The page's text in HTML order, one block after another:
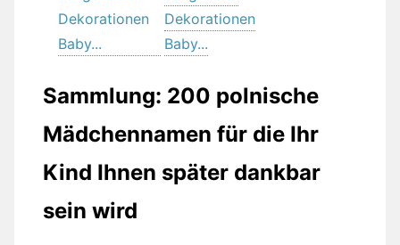
Dekorationen
Baby...
Sammlung: 200 polnische
Mädchennamen für die Ihr
Kind Ihnen später dankbar
sein wird